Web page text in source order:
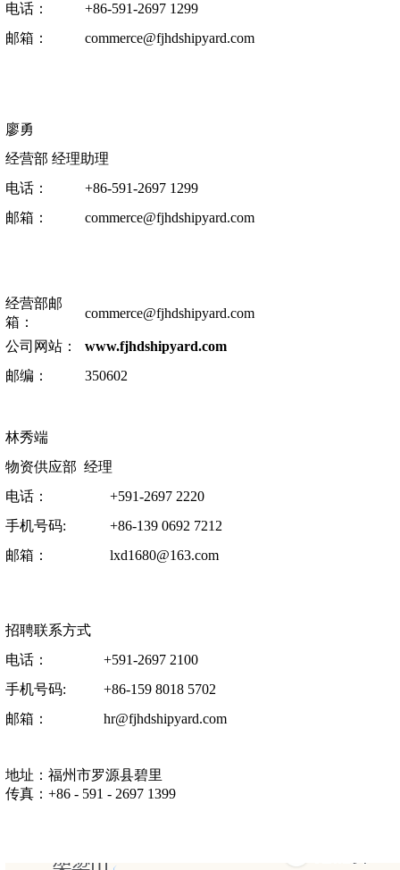
电话：
+86-591-2697 1299
邮箱：
commerce@fjhdshipyard.com
廖勇
经营部 经理助理
电话：
+86-591-2697 1299
邮箱：
commerce@fjhdshipyard.com
经营部邮
箱：
commerce@fjhdshipyard.com
公司网站：
www.fjhdshipyard.com
邮编：
350602
林秀端
物资供应部 经理
电话：
+591-2697 2220
手机号码:
+86-139 0692 7212
邮箱：
lxd1680@163.com
招聘联系方式
电话：
+591-2697 2100
手机号码:
+86-159 8018 5702
邮箱：
hr@fjhdshipyard.com
地址：福州市罗源县碧里
传真：+86 - 591 - 2697 1399